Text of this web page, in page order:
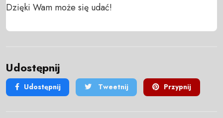
Dzięki Wam może się udać!
Udostępnij
Udostępnij Tweetnij Przypnij